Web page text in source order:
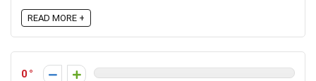
READ MORE +
0